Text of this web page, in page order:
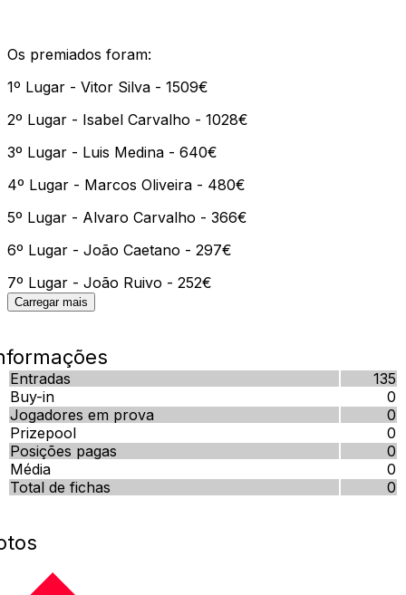
Os premiados foram:
1º Lugar - Vitor Silva - 1509€
2º Lugar - Isabel Carvalho - 1028€
3º Lugar - Luis Medina - 640€
4º Lugar - Marcos Oliveira - 480€
5º Lugar - Alvaro Carvalho - 366€
6º Lugar - João Caetano - 297€
7º Lugar - João Ruivo - 252€
Carregar mais
Entradas
135
Buy-in
0
Jogadores em prova
0
Prizepool
0
Posições pagas
0
Média
0
Total de fichas
0